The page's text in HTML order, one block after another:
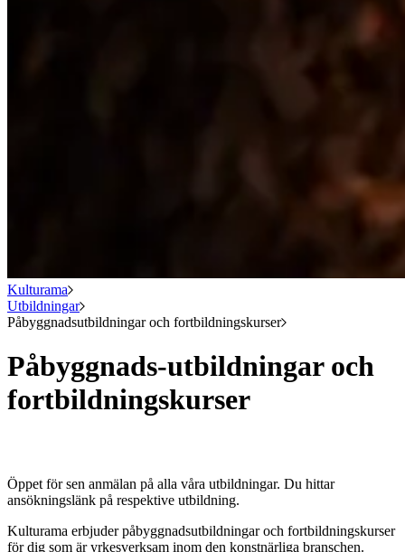
Kulturama
Utbildningar
Påbyggnadsutbildningar och fortbildningskurser
Påbyggnads-utbildningar och
fortbildningskurser
Öppet för sen anmälan på alla våra utbildningar. Du hittar
ansökningslänk på respektive utbildning.
Kulturama erbjuder påbyggnadsutbildningar och fortbildningskurser
för dig som är yrkesverksam inom den konstnärliga branschen.